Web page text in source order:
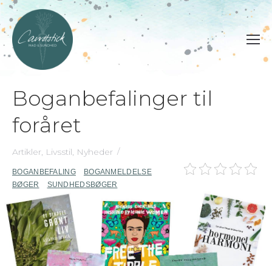
Boganbefalinger til
foråret
Artikler, Livsstil, Nyheder
BOGANBEFALING
BOGANMELDELSE
BØGER
SUNDHEDSBØGER